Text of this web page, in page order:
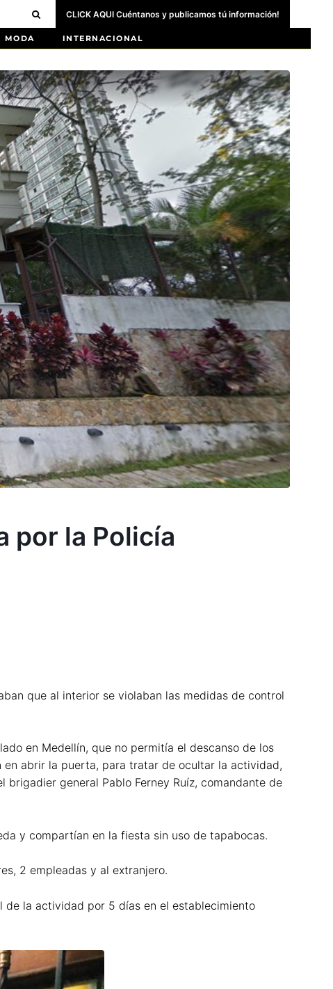
CLICK AQUI Cuéntanos y publicamos tú información!
MODA INTERNACIONAL
por la Policía
que al interior se violaban las medidas de control
en Medellín, que no permitía el descanso de los
en abrir la puerta, para tratar de ocultar la actividad,
brigadier general Pablo Ferney Ruíz, comandante de
y compartían en la fiesta sin uso de tapabocas.
2 empleadas y al extranjero.
de la actividad por 5 días en el establecimiento